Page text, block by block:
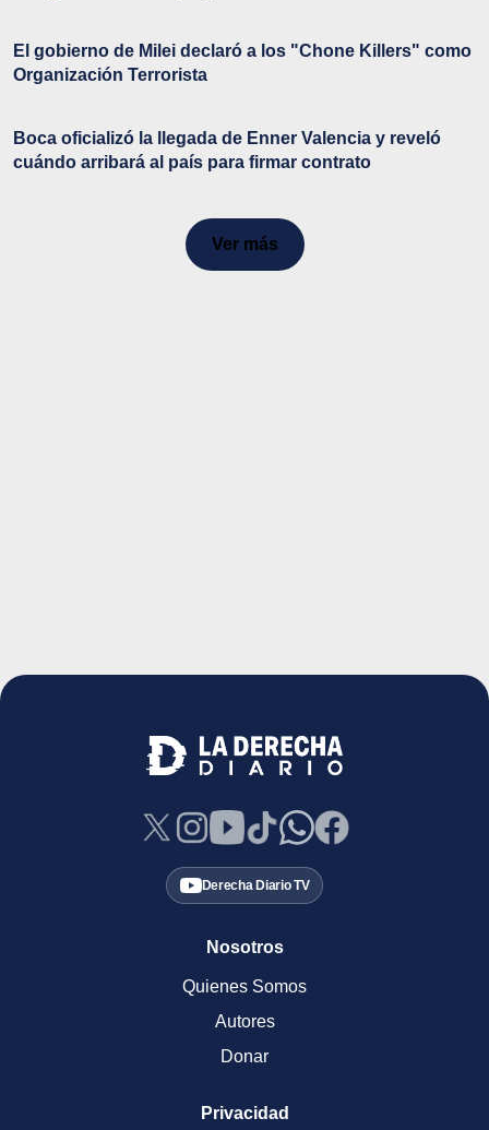
El gobierno de Milei declaró a los "Chone Killers" como
Organización Terrorista
Boca oficializó la llegada de Enner Valencia y reveló
cuándo arribará al país para firmar contrato
Ver más
Derecha Diario TV
Nosotros
Quienes Somos
Autores
Donar
Privacidad